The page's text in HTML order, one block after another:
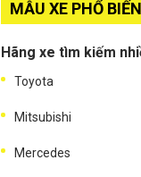
MẪU XE PHỔ
Hãng xe tìm kiếm
Toyota
Mitsubishi
Mercedes